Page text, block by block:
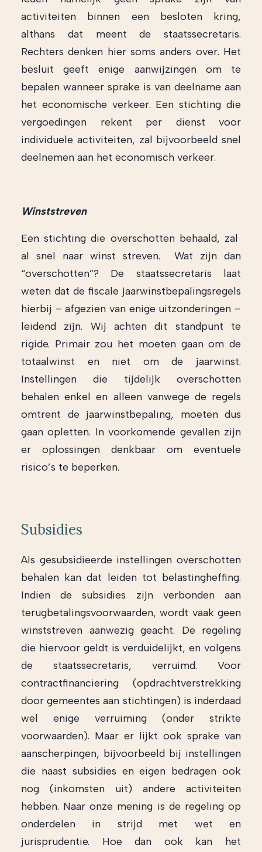
activiteiten binnen een besloten kring,
althans dat meent de staatssecretaris.
Rechters denken hier soms anders over. Het
besluit geeft enige aanwijzingen om te
bepalen wanneer sprake is van deelname aan
het economische verkeer. Een stichting die
vergoedingen rekent per dienst voor
individuele activiteiten, zal bijvoorbeeld snel
deelnemen aan het economisch verkeer.
Winststreven
Een stichting die overschotten behaald, zal
al snel naar winst streven. Wat zijn dan
“overschotten”? De staatssecretaris laat
weten dat de fiscale jaarwinstbepalingsregels
hierbij – afgezien van enige uitzonderingen –
leidend zijn. Wij achten dit standpunt te
rigide. Primair zou het moeten gaan om de
totaalwinst en niet om de jaarwinst.
Instellingen die tijdelijk overschotten
behalen enkel en alleen vanwege de regels
omtrent de jaarwinstbepaling, moeten dus
gaan opletten. In voorkomende gevallen zijn
er oplossingen denkbaar om eventuele
risico’s te beperken.
Subsidies
Als gesubsidieerde instellingen overschotten
behalen kan dat leiden tot belastingheffing.
Indien de subsidies zijn verbonden aan
terugbetalingsvoorwaarden, wordt vaak geen
winststreven aanwezig geacht. De regeling
die hiervoor geldt is verduidelijkt, en volgens
de staatssecretaris, verruimd. Voor
contractfinanciering (opdrachtverstrekking
door gemeentes aan stichtingen) is inderdaad
wel enige verruiming (onder strikte
voorwaarden). Maar er lijkt ook sprake van
aanscherpingen, bijvoorbeeld bij instellingen
die naast subsidies en eigen bedragen ook
nog (inkomsten uit) andere activiteiten
hebben. Naar onze mening is de regeling op
onderdelen in strijd met wet en
jurisprudentie. Hoe dan ook kan het